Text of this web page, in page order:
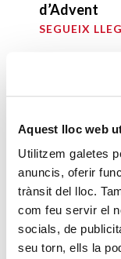
Aquest lloc web
Utilitzem galetes
anuncis, oferir
trànsit del lloc.
com feu servir el
socials, de
seu torn, ells la
d’Advent
SEGUEIX
Betlem»
4 maneres
del COVID-
SEGUEIX
ENTRADES